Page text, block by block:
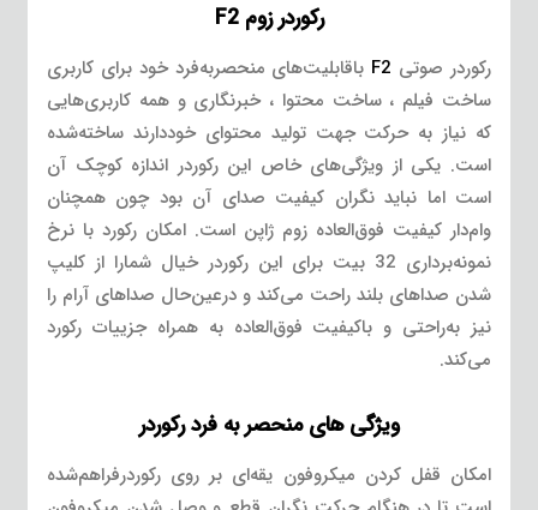
رکوردر زوم F2
رکوردر صوتی F2 باقابلیت‌های منحصربه‌فرد خود برای کاربری
ساخت فیلم ، ساخت محتوا ، خبرنگاری و همه کاربری‌هایی
که نیاز به حرکت جهت تولید محتوای خوددارند ساخته‌شده
است. یکی از ویژگی‌های خاص این رکوردر اندازه کوچک آن
است اما نباید نگران کیفیت صدای آن بود چون همچنان
وام‌دار کیفیت فوق‌العاده زوم ژاپن است. امکان رکورد با نرخ
نمونه‌برداری 32 بیت برای این رکوردر خیال شمارا از کلیپ
شدن صداهای بلند راحت می‌کند و درعین‌حال صداهای آرام را
نیز به‌راحتی و باکیفیت فوق‌العاده به همراه جزییات رکورد
می‌کند.
ویژگی های منحصر به فرد رکوردر
امکان قفل کردن میکروفون یقه‌ای بر روی رکوردرفراهم‌شده